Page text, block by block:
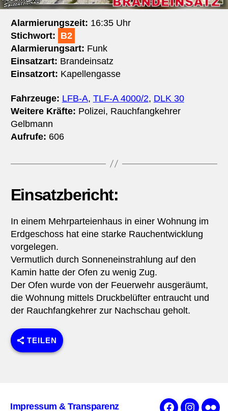
Alarmierungszeit: 16:35 Uhr
Stichwort: B2
Alarmierungsart: Funk
Einsatzart: Brandeinsatz
Einsatzort: Kapellengasse
Fahrzeuge: LFB-A, TLF-A 4000/2, DLK 30
Weitere Kräfte: Polizei, Rauchfangkehrer
Gelbmann
Aufrufe: 606
Einsatzbericht:
In einem Mehrparteienhaus in einer Wohnung im
Erdgeschoss hat eine starke Rauchentwicklung
vorgelegen.
Vermutlich durch Sonneneinstrahlung auf den
Kamin hatte der Ofen zu wenig Zug.
Der Ofen wurde von der Feuerwehr ausgeräumt,
die Wohnung mittels Druckbelüfter entraucht und
der Rauchfangkehrer zur Nachschau geholt.
TEILEN
Impressum & Transparenz